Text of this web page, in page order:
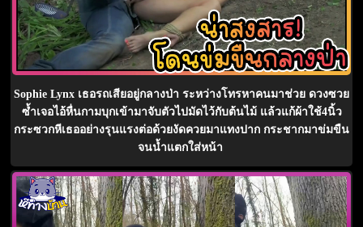
Sophie Lynx เธอรถเสียอยู่กลางป่า ระหว่างโทรหาคนมาช่วย ดวงซวย
ซ้ำเจอไอ้หื่นกามบุกเข้ามาจับตัวไปมัดไว้กับต้นไม้ แล้วแก้ผ้าใช้4นิ้ว
กระซวกหีเธออย่างรุนแรงต่อด้วยงัดควยมาแทงปาก กระชากมาข่มขืน
จนน้ำแตกใส่หน้า